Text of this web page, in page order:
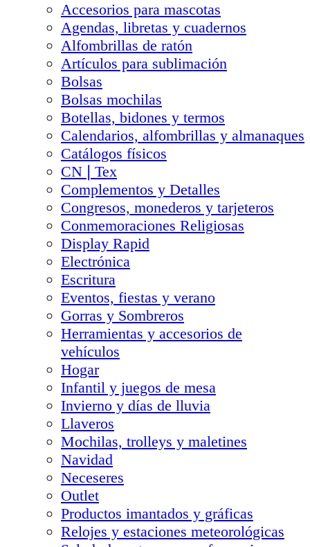
Accesorios para mascotas
Agendas, libretas y cuadernos
Alfombrillas de ratón
Artículos para sublimación
Bolsas
Bolsas mochilas
Botellas, bidones y termos
Calendarios, alfombrillas y almanaques
Catálogos físicos
CN❘Tex
Complementos y Detalles
Congresos, monederos y tarjeteros
Conmemoraciones Religiosas
Display Rapid
Electrónica
Escritura
Eventos, fiestas y verano
Gorras y Sombreros
Herramientas y accesorios de
vehículos
Hogar
Infantil y juegos de mesa
Invierno y días de lluvia
Llaveros
Mochilas, trolleys y maletines
Navidad
Neceseres
Outlet
Productos imantados y gráficas
Relojes y estaciones meteorológicas